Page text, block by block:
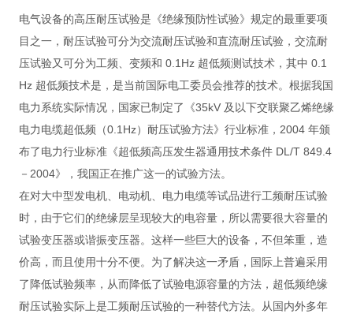
电气设备的高压耐压试验是《绝缘预防性试验》规定的最重要项
目之一，耐压试验可分为交流耐压试验和直流耐压试验，交流耐
压试验又可分为工频、变频和 0.1Hz 超低频测试技术，其中 0.1
Hz 超低频技术是，是当前国际电工委员会推荐的技术。根据我国
电力系统实际情况，国家已制定了《35kV 及以下交联聚乙烯绝缘
电力电缆超低频（0.1Hz）耐压试验方法》行业标准，2004 年颁
布了电力行业标准《超低频高压发生器通用技术条件 DL/T 849.4
－2004》，我国正在推广这一的试验方法。
在对大中型发电机、电动机、电力电缆等试品进行工频耐压试验
时，由于它们的绝缘层呈现较大的电容量，所以需要很大容量的
试验变压器或谐振变压器。这样一些巨大的设备，不但笨重，造
价高，而且使用十分不便。为了解决这一矛盾，国际上普遍采用
了降低试验频率，从而降低了试验电源容量的方法，超低频绝缘
耐压试验实际上是工频耐压试验的一种替代方法。从国内外多年